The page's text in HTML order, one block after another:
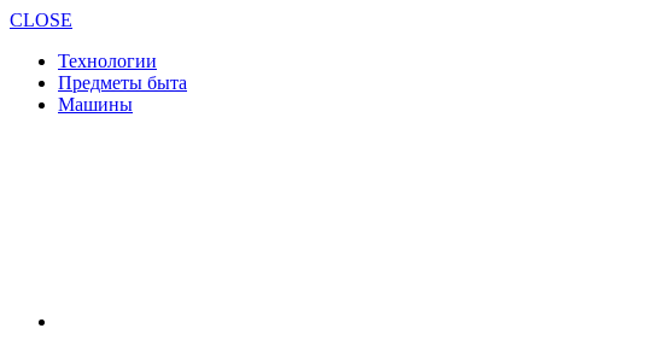
CLOSE
Технологии
Предметы быта
Машины